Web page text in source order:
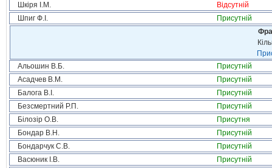
Шкіря І.М.
Відсутній
Шпиг Ф.І.
Присутній
Альошин В.Б.
Присутній
Асадчев В.М.
Присутній
Балога В.І.
Присутній
Безсмертний Р.П.
Присутній
Білозір О.В.
Присутня
Бондар В.Н.
Присутній
Бондарчук С.В.
Присутній
Васюник І.В.
Присутній